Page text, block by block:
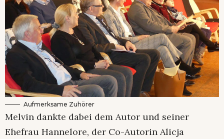
Aufmerksame Zuhörer
Melvin dankte dabei dem Autor und seiner
Ehefrau Hannelore, der Co-Autorin Alicja